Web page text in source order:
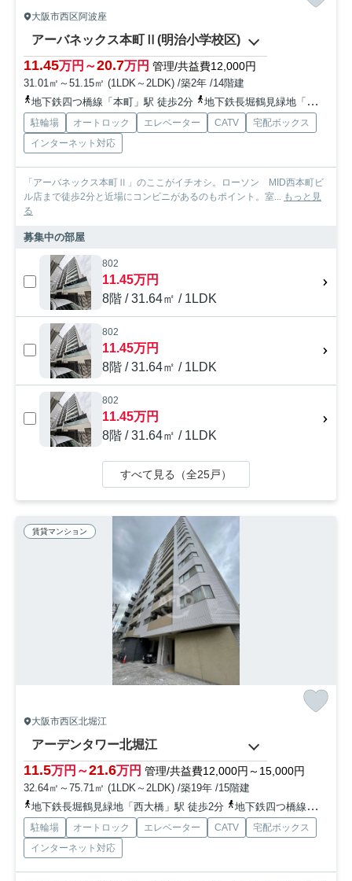
大阪市西区阿波座
アーバネックス本町Ⅱ(明治小学校区)
11.45万円～20.7万円 管理/共益費12,000円
31.01㎡～51.15㎡ (1LDK～2LDK) /築2年 /14階建
地下鉄四つ橋線「本町」駅 徒歩2分
地下鉄長堀鶴見緑地「西大橋」駅 徒歩12分
駐輪場 オートロック エレベーター CATV
宅配ボックス
インターネット対応
「アーバネックス本町Ⅱ」のここがイチオシ。ローソン MID西本町ビ
ル店まで徒歩2分と近場にコンビニがあるのもポイント。室... もっと見
る
募集中の部屋
802
11.45万円
8階 / 31.64㎡ / 1LDK
802
11.45万円
8階 / 31.64㎡ / 1LDK
802
11.45万円
8階 / 31.64㎡ / 1LDK
すべて見る（全25戸）
賃貸マンション
大阪市西区北堀江
アーデンタワー北堀江
11.5万円～21.6万円 管理/共益費12,000円～15,000円
32.64㎡～75.71㎡ (1LDK～2LDK) /築19年 /15階建
地下鉄長堀鶴見緑地「西大橋」駅 徒歩2分
地下鉄四つ橋線「四ツ橋」駅 徒歩4分
駐輪場 オートロック エレベーター CATV
宅配ボックス
インターネット対応